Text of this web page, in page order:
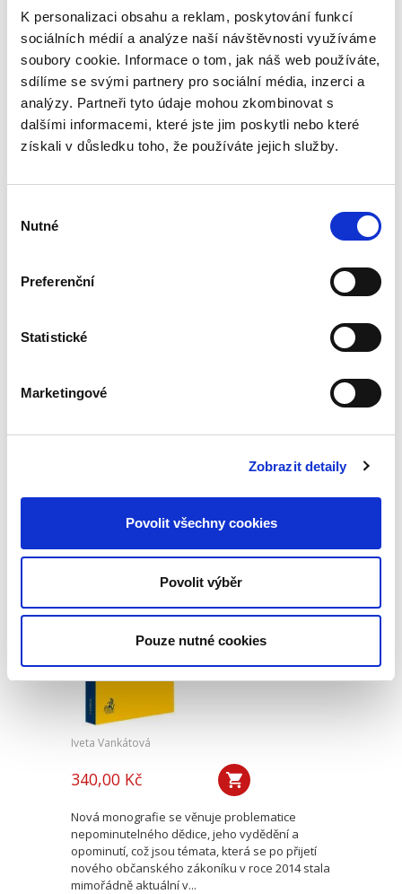
K personalizaci obsahu a reklam, poskytování funkcí
sociálních médií a analýze naší návštěvnosti využíváme
soubory cookie. Informace o tom, jak náš web používáte,
sdílíme se svými partnery pro sociální média, inzerci a
analýzy. Partneři tyto údaje mohou zkombinovat s
dalšími informacemi, které jste jim poskytli nebo které
získali v důsledku toho, že používáte jejich služby.
souhlasu
Nutné
Preferenční
Statistické
Marketingové
Zobrazit detaily
Povolit všechny cookies
Povolit výběr
Pouze nutné cookies
390,00 Kč
Publikace pojednává o předpokladech vzniku
povinnosti nahradit újmu způsobenou zvířetem
podle § 2933 až 2935 ObčZ. Nejde ale pouze o
ryzí teorii, v knize čtenář nalezne srozumitelná
řešení...
české mediaci. Čtenář v ní nenalezne obvyklé
mediace, jejímu začlenění mezi alternativními
způsoby řešení sporů,...
Nepominutelný
vydědění
Iveta Vankátová
340,00 Kč
Nová monografie se věnuje problematice
nepominutelného dědice, jeho vydědění a
opominutí, což jsou témata, která se po přijetí
nového občanského zákoníku v roce 2014 stala
mimořádně aktuální v...